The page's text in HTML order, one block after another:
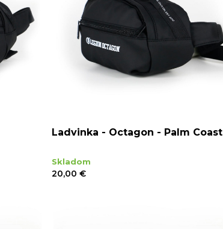
Ladvinka - Octagon - Palm Coast
Skladom
20,00 €